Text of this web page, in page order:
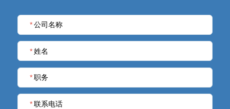
* 公司名称
* 姓名
* 职务
* 联系电话